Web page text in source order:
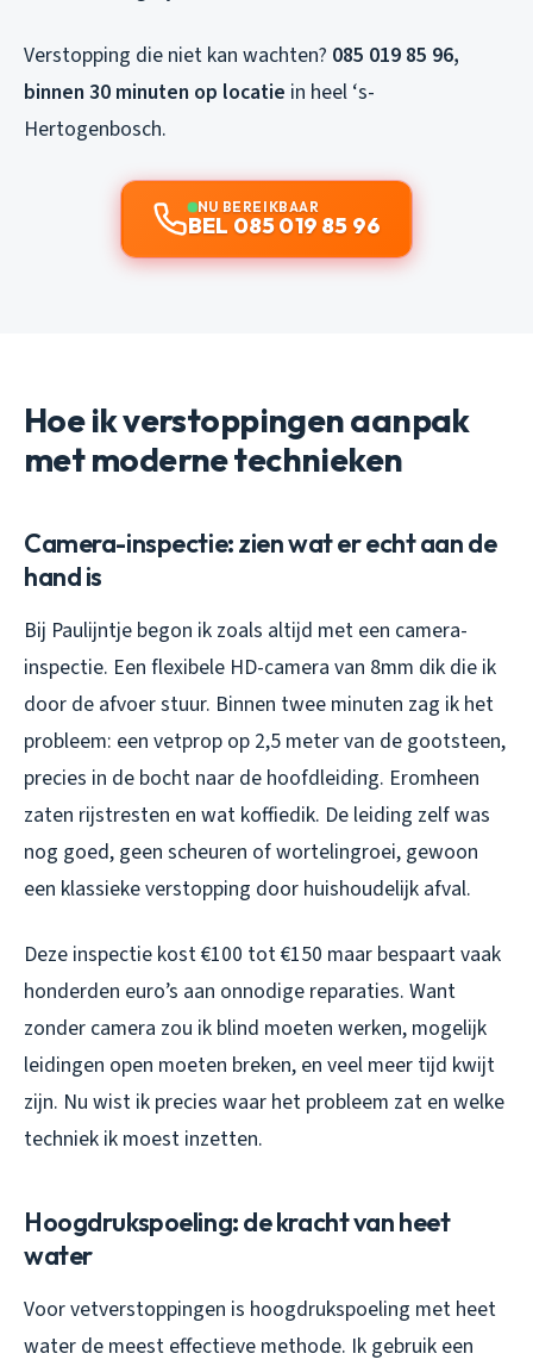
Verstopping die niet kan wachten? 085 019 85 96,
binnen 30 minuten op locatie in heel ‘s-
Hertogenbosch.
NU BEREIKBAAR
BEL 085 019 85 96
Hoe ik verstoppingen aanpak
met moderne technieken
Camera-inspectie: zien wat er echt aan de
hand is
Bij Paulijntje begon ik zoals altijd met een camera-
inspectie. Een flexibele HD-camera van 8mm dik die ik
door de afvoer stuur. Binnen twee minuten zag ik het
probleem: een vetprop op 2,5 meter van de gootsteen,
precies in de bocht naar de hoofdleiding. Eromheen
zaten rijstresten en wat koffiedik. De leiding zelf was
nog goed, geen scheuren of wortelingroei, gewoon
een klassieke verstopping door huishoudelijk afval.
Deze inspectie kost €100 tot €150 maar bespaart vaak
honderden euro’s aan onnodige reparaties. Want
zonder camera zou ik blind moeten werken, mogelijk
leidingen open moeten breken, en veel meer tijd kwijt
zijn. Nu wist ik precies waar het probleem zat en welke
techniek ik moest inzetten.
Hoogdrukspoeling: de kracht van heet
water
Voor vetverstoppingen is hoogdrukspoeling met heet
water de meest effectieve methode. Ik gebruik een